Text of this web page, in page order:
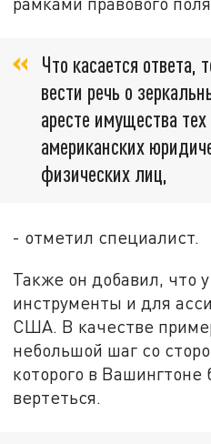
Что касается ответа,
вести речь о
аресте имущества
американских
физических лиц,
- отметил специалист.
Также он добавил, что
инструменты и для
США. В качестве
небольшой шаг со
которого в Вашингтоне
вертеться.